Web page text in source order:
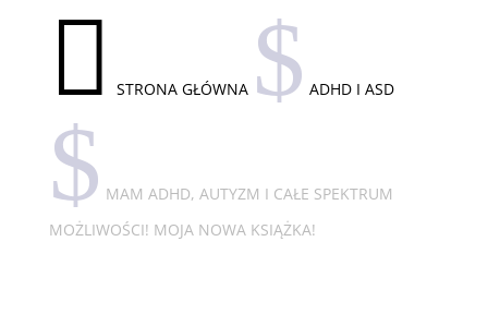
 STRONA GŁÓWNA $ ADHD I ASD
$ MAM ADHD, AUTYZM I CAŁE SPEKTRUM
MOŻLIWOŚCI! MOJA NOWA KSIĄŻKA!